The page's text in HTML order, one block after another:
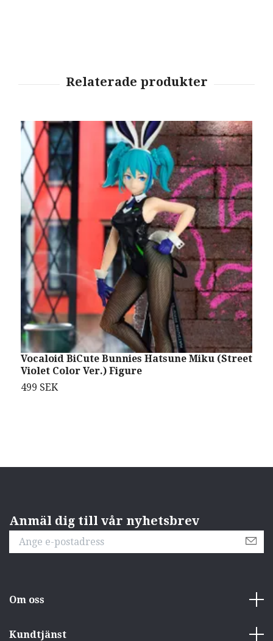
Vocaloid BiCute Bunnies Hatsune Miku (Street
Violet Color Ver.) Figure
499 SEK
Anmäl dig till vår nyhetsbrev
Om oss
Kundtjänst